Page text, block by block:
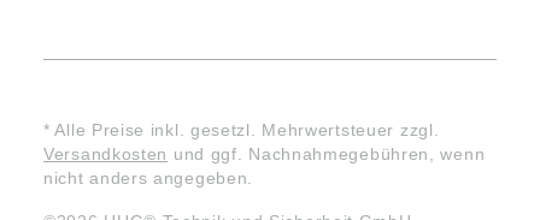
* Alle Preise inkl. gesetzl. Mehrwertsteuer zzgl.
Versandkosten und ggf. Nachnahmegebühren, wenn
nicht anders angegeben.